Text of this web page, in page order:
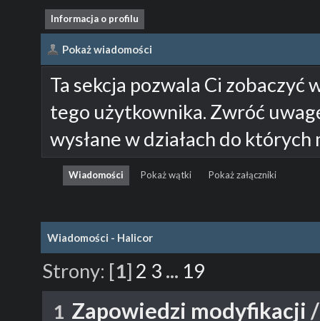
Informacja o profilu
Pokaż wiadomości
Ta sekcja pozwala Ci zobaczyć
tego użytkownika. Zwróć
wysłane w działach do
Wiadomości Pokaż wątki Pokaż załączniki
Wiadomości - Halicor
Strony: [1] 2 3 ... 19
1 Zapowiedzi modyfikacji